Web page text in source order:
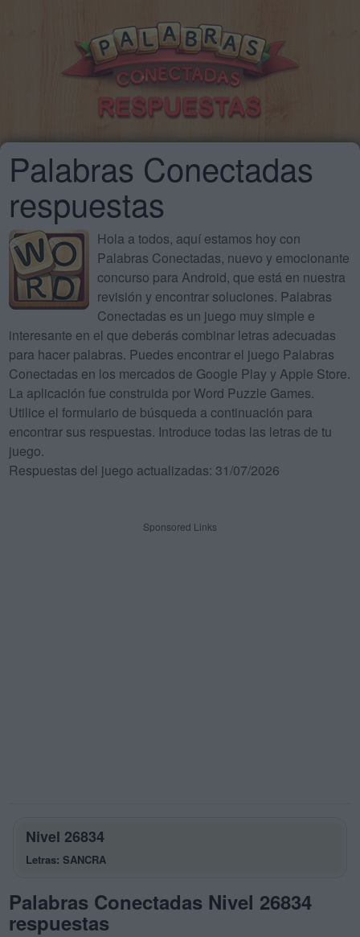
Palabras Conectadas
respuestas
Hola a todos, aquí estamos hoy con
Palabras Conectadas, nuevo y emocionante
concurso para Android, que está en nuestra
revisión y encontrar soluciones. Palabras
Conectadas es un juego muy simple e
interesante en el que deberás combinar letras adecuadas
para hacer palabras. Puedes encontrar el juego Palabras
Conectadas en los mercados de Google Play y Apple Store.
La aplicación fue construida por Word Puzzle Games.
Utilice el formulario de búsqueda a continuación para
encontrar sus respuestas. Introduce todas las letras de tu
juego.
Respuestas del juego actualizadas: 31/07/2026
Sponsored Links
Nivel 26834
Letras: SANCRA
Palabras Conectadas Nivel 26834
respuestas